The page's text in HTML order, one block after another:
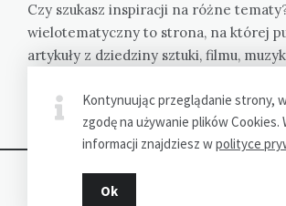
Czy szukasz inspiracji na różne
wielotematyczny to strona, na której
artykuły z dziedziny sztuki, filmu,
pasje i zainspirujesz się do działania.
Dziękujemy za wizytę - SzerokiPrzeglad.pl ©
Kontynuując przeglądanie strony,
zgodę na używanie plików Cookies.
informacji znajdziesz wpolityce
Ok